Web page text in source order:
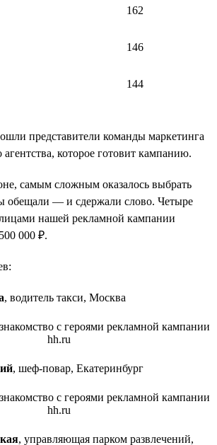
162
146
144
представители команды маркетинга
которое готовит кампанию.
самым сложным оказалось выбрать
обещали — и сдержали слово. Четыре
лицами нашей рекламной кампании
000 ₽.
, водитель такси, Москва
, шеф-повар, Екатеринбург
, управляющая парком развлечений,